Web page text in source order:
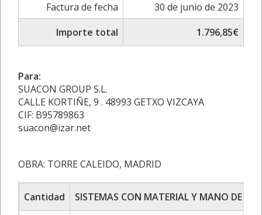
Factura de fecha
30 de junio de 2023
Importe total
1.796,85€
Para:
SUACON GROUP S.L.
CALLE KORTIÑE, 9 . 48993 GETXO VIZCAYA
CIF: B95789863
suacon@izar.net
OBRA: TORRE CALEIDO, MADRID
Cantidad
SISTEMAS CON MATERIAL Y MANO DE